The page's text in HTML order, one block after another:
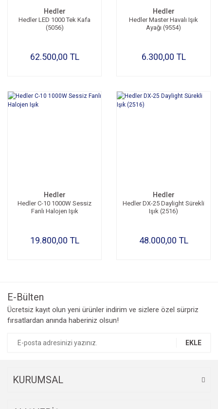
Hedler
Hedler LED 1000 Tek Kafa
(5056)
62.500,00 TL
Hedler
Hedler Master Havalı Işık
Ayağı (9554)
6.300,00 TL
Hedler
Hedler C-10 1000W Sessiz
Fanlı Halojen Işık
19.800,00 TL
Hedler
Hedler DX-25 Daylight Sürekli
Işık (2516)
48.000,00 TL
E-Bülten
Ücretsiz kayıt olun yeni ürünler indirim ve sizlere özel sürpriz
fırsatlardan anında haberiniz olsun!
EKLE
KURUMSAL